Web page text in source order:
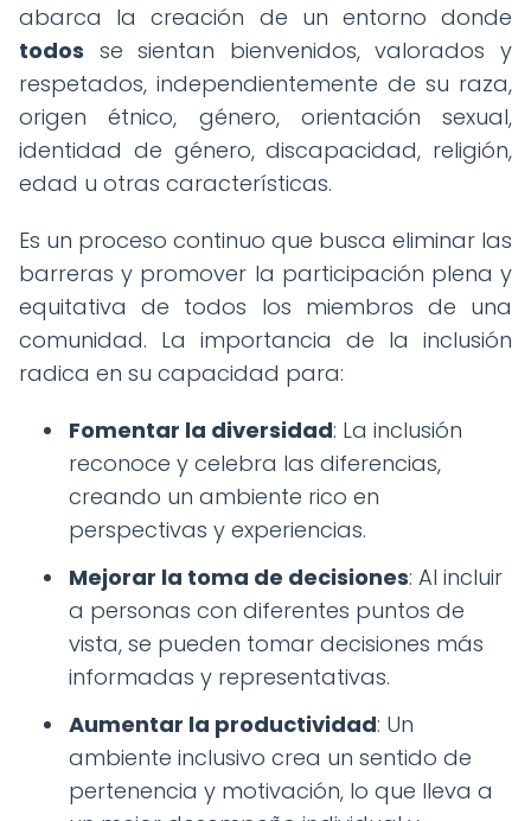
abarca la creación de un entorno donde
todos se sientan bienvenidos, valorados y
respetados, independientemente de su raza,
origen étnico, género, orientación sexual,
identidad de género, discapacidad, religión,
edad u otras características.
Es un proceso continuo que busca eliminar las
barreras y promover la participación plena y
equitativa de todos los miembros de una
comunidad. La importancia de la inclusión
radica en su capacidad para:
Fomentar la diversidad: La inclusión
reconoce y celebra las diferencias,
creando un ambiente rico en
perspectivas y experiencias.
Mejorar la toma de decisiones: Al incluir
a personas con diferentes puntos de
vista, se pueden tomar decisiones más
informadas y representativas.
Aumentar la productividad: Un
ambiente inclusivo crea un sentido de
pertenencia y motivación, lo que lleva a